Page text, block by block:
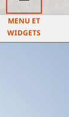
MENU ET
WIDGETS